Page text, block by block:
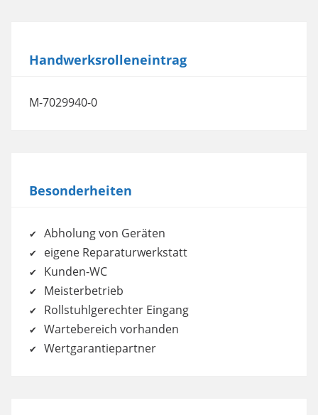
Handwerksrolleneintrag
M-7029940-0
Besonderheiten
Abholung von Geräten
eigene Reparaturwerkstatt
Kunden-WC
Meisterbetrieb
Rollstuhlgerechter Eingang
Wartebereich vorhanden
Wertgarantiepartner